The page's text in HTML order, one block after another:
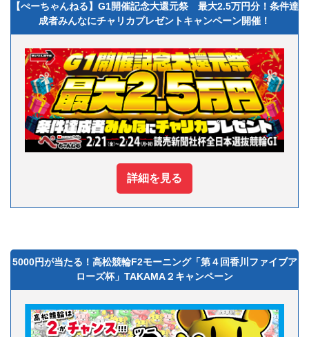
【ぺーちゃんねる】G1開催記念大還元祭 最大2.5万円分！条件達
成者みんなにチャリカプレゼントキャンペーン開催！
詳細を見る
5000円が当たる！高松競輪F2モーニング「第４回香川ファイブア
ローズ杯」TAKAMA２キャンペーン